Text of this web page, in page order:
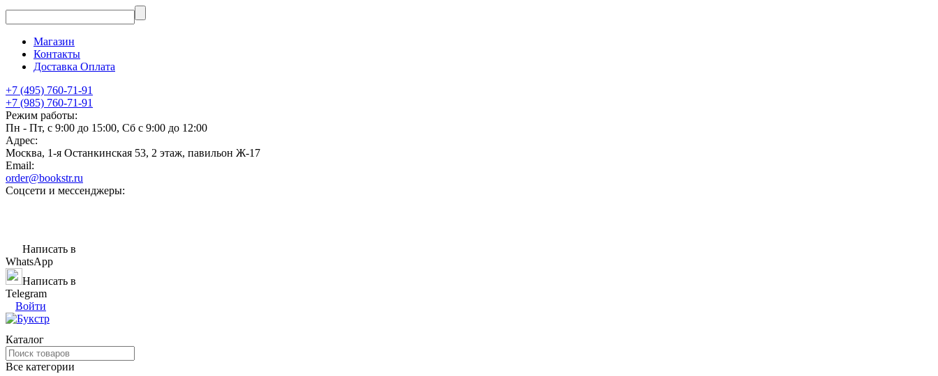
Магазин
Контакты
Доставка Оплата
+7 (495) 760-71-91
+7 (985) 760-71-91
Режим работы:
Пн - Пт, с 9:00 до 15:00, Сб с 9:00 до 12:00
Адрес:
Москва, 1-я Останкинская 53, 2 этаж, павильон Ж-17
Email:
order@bookstr.ru
Соцсети и мессенджеры:
Написать в
WhatsApp
Написать в
Telegram
Войти
Каталог
Все категории